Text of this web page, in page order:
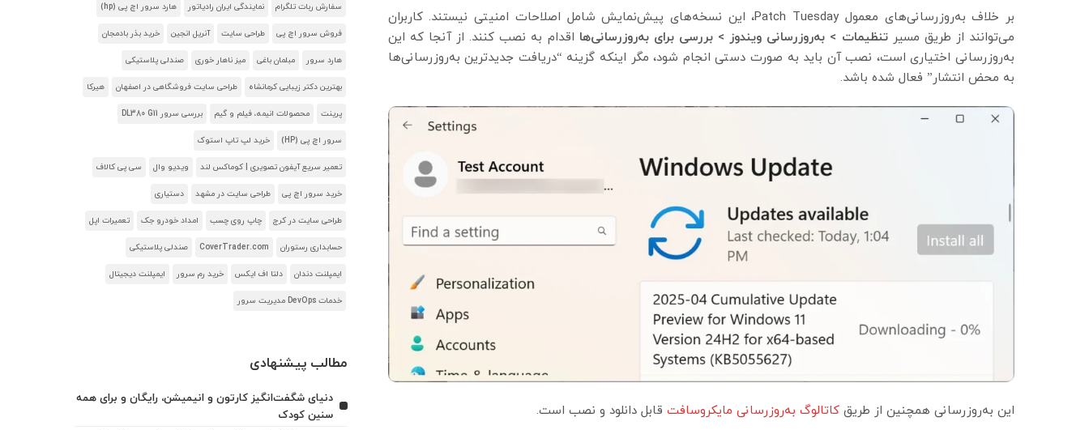
بر خلاف به‌روزرسانی‌های معمول Patch Tuesday، این نسخه‌های پیش‌نمایش شامل اصلاحات امنیتی نیستند. کاربران
می‌توانند از طریق مسیرتنظیمات > به‌روزرسانی ویندوز > بررسی برای به‌روزرسانی‌ها اقدام به نصب کنند. از آنجا که این
به‌روزرسانی اختیاری است، نصب آن باید به صورت دستی انجام شود، مگر اینکه گزینه “دریافت جدیدترین به‌روزرسانی‌ها
به محض انتشار” فعال شده باشد.
این به‌روزرسانی همچنین از طریق کاتالوگ به‌روزرسانی مایکروسافت قابل دانلود و نصب است.
سفارش ربات تلگرام نمایندگی ایران رادیاتور هارد سرور اچ پی (hp)
فروش سرور اچ پی طراحی سایت آنریل انجین خرید بذر بادمجان
هارد سرور مبلمان باغی میز ناهار خوری صندلی پلاستیکی
بهترین دکتر زیبایی کرمانشاه طراحی سایت فروشگاهی در اصفهان هیرکا
پرینت محصولات انیمه، فیلم و گیم بررسی سرور DL380 G11
سرور اچ پی (HP) خرید لپ تاپ استوک
تعمیر سریع آیفون تصویری | کوماکس لند ویدیو وال سی پی کالاف
خرید سرور اچ پی طراحی سایت در مشهد دستیاری
طراحی سایت در کرج چاپ روی چسب امداد خودرو جک تعمیرات اپل
حسابداری رستوران CoverTrader.com صندلی پلاستیکی
ایمپلنت دندان دلتا اف ایکس خرید رم سرور ایمپلنت دیجیتال
خدمات DevOps مدیریت سرور
مطالب پیشنهادی
دنیای شگفت‌انگیز کارتون و انیمیشن، رایگان و برای همه
سنین کودک